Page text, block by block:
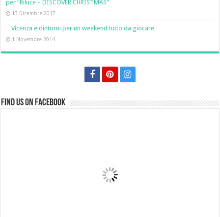
per “Riluce – DISCOVER CHRISTMAS”
13 Dicembre 2017
Vicenza e dintorni per un weekend tutto da giocare
1 Novembre 2014
Find us on Facebook